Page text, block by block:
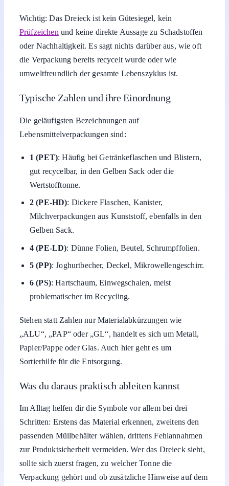
Wichtig: Das Dreieck ist kein Gütesiegel, kein
Prüfzeichen und keine direkte Aussage zu Schadstoffen
oder Nachhaltigkeit. Es sagt nichts darüber aus, wie oft
die Verpackung bereits recycelt wurde oder wie
umweltfreundlich der gesamte Lebenszyklus ist.
Typische Zahlen und ihre Einordnung
Die geläufigsten Bezeichnungen auf
Lebensmittelverpackungen sind:
1 (PET): Häufig bei Getränkeflaschen und Blistern,
gut recycelbar, in den Gelben Sack oder die
Wertstofftonne.
2 (PE-HD): Dickere Flaschen, Kanister,
Milchverpackungen aus Kunststoff, ebenfalls in den
Gelben Sack.
4 (PE-LD): Dünne Folien, Beutel, Schrumpffolien.
5 (PP): Joghurtbecher, Deckel, Mikrowellengeschirr.
6 (PS): Hartschaum, Einwegschalen, meist
problematischer im Recycling.
Stehen statt Zahlen nur Materialabkürzungen wie
„ALU“, „PAP“ oder „GL“, handelt es sich um Metall,
Papier/Pappe oder Glas. Auch hier geht es um
Sortierhilfe für die Entsorgung.
Was du daraus praktisch ableiten kannst
Im Alltag helfen dir die Symbole vor allem bei drei
Schritten: Erstens das Material erkennen, zweitens den
passenden Müllbehälter wählen, drittens Fehlannahmen
zur Produktsicherheit vermeiden. Wer das Dreieck sieht,
sollte sich zuerst fragen, zu welcher Tonne die
Verpackung gehört und ob zusätzliche Hinweise auf dem